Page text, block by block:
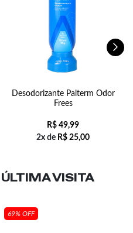
Desodorizante Palterm Odor
Frees
R$ 49,99
2x de R$ 25,00
ÚLTIMA VISITA
69% OFF